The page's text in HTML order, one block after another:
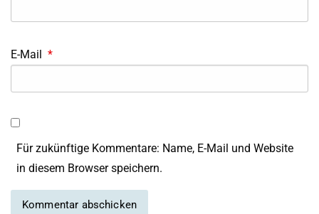
E-Mail *
Für zukünftige Kommentare: Name, E-Mail und Website
in diesem Browser speichern.